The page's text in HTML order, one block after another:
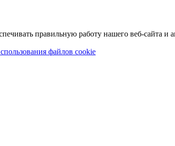
правильную работу нашего веб-сайта и
файлов cookie